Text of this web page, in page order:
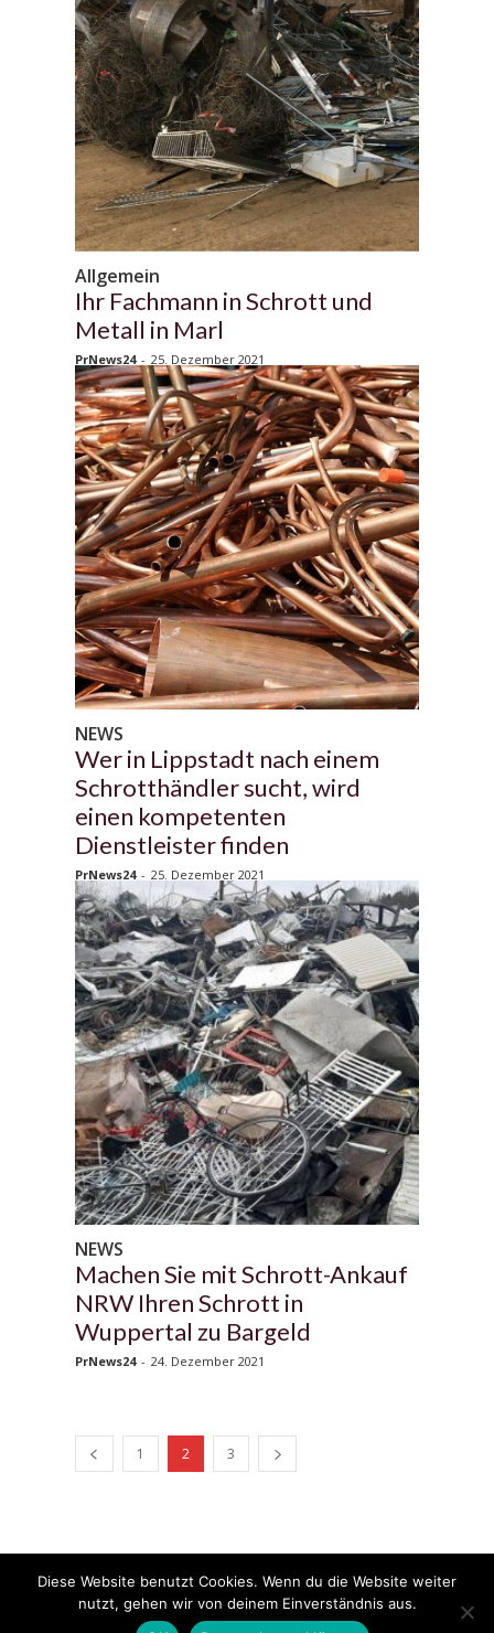
Allgemein
Ihr Fachmann in Schrott und
Metall in Marl
PrNews24 - 25. Dezember 2021
NEWS
Wer in Lippstadt nach einem
Schrotthändler sucht, wird
einen kompetenten
Dienstleister finden
PrNews24 - 25. Dezember 2021
NEWS
Machen Sie mit Schrott-Ankauf
NRW Ihren Schrott in
Wuppertal zu Bargeld
PrNews24 - 24. Dezember 2021
1 2 3
© 2020 - 2025 Copyright - KFZzeitung.com
Datenschutzerklärung FAQ Kontakt Impressum
Diese Website benutzt Cookies. Wenn du die Website weiter
nutzt, gehen wir von deinem Einverständnis aus.